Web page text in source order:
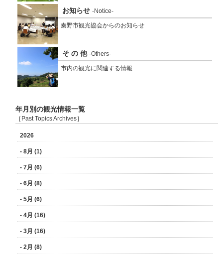
お知らせ -Notice-
秦野市観光協会からのお知らせ
そ の 他 -Others-
市内の観光に関連する情報
年月別の観光情報一覧
［Past Topics Archives］
2026
- 8月 (1)
- 7月 (6)
- 6月 (8)
- 5月 (6)
- 4月 (16)
- 3月 (16)
- 2月 (8)